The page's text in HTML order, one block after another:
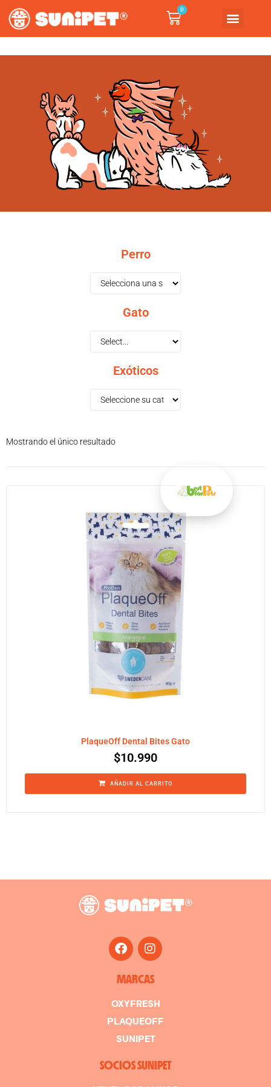
0
Perro
Gato
Exóticos
Mostrando el único resultado
PlaqueOff Dental Bites Gato
$10.990
AÑADIR AL CARRITO
MARCAS
OXYFRESH
PLAQUEOFF
SUNIPET
SOCIOS SUNIPET